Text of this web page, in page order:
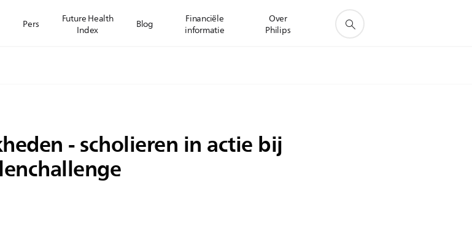
Pers
Future Health
Index
Blog
Financiële
informatie
Over
Philips
- scholieren in actie bij